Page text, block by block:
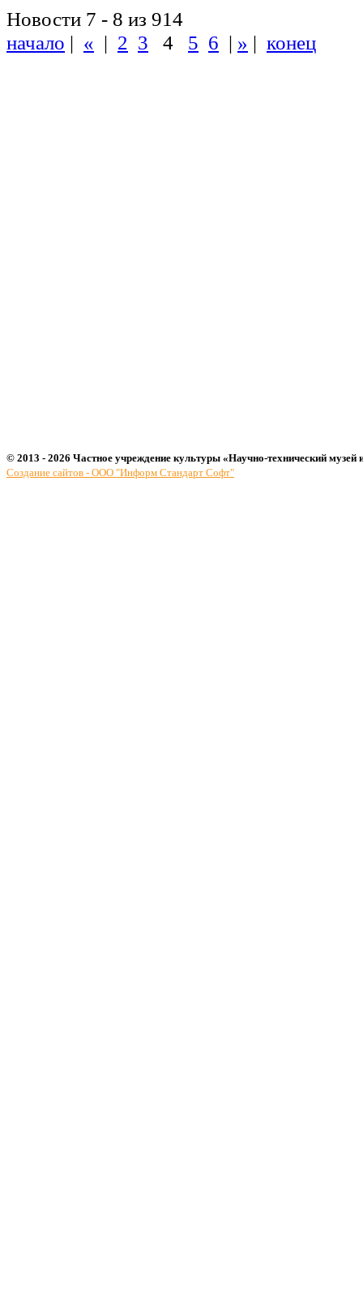
Новости 7 - 8 из 914
начало | « | 2 3 4 5 6 | » | конец
© 2013 - 2026 Частное учреждение культуры «Научно-технический музей
Создание сайтов - ООО "Информ Стандарт Софт"